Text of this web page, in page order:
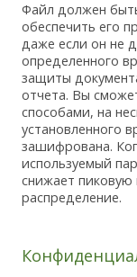
Файл должен
обеспечить его
даже если он не
определенного
защиты
отчета. Вы
способами, на
установленного
зашифрована.
используемый
снижает пиковую
распределение.